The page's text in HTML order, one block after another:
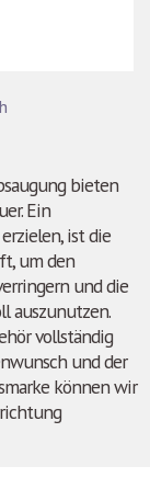
bieten
Ein
ist die
um den
und die
auszunutzen.
vollständig
und der
können wir